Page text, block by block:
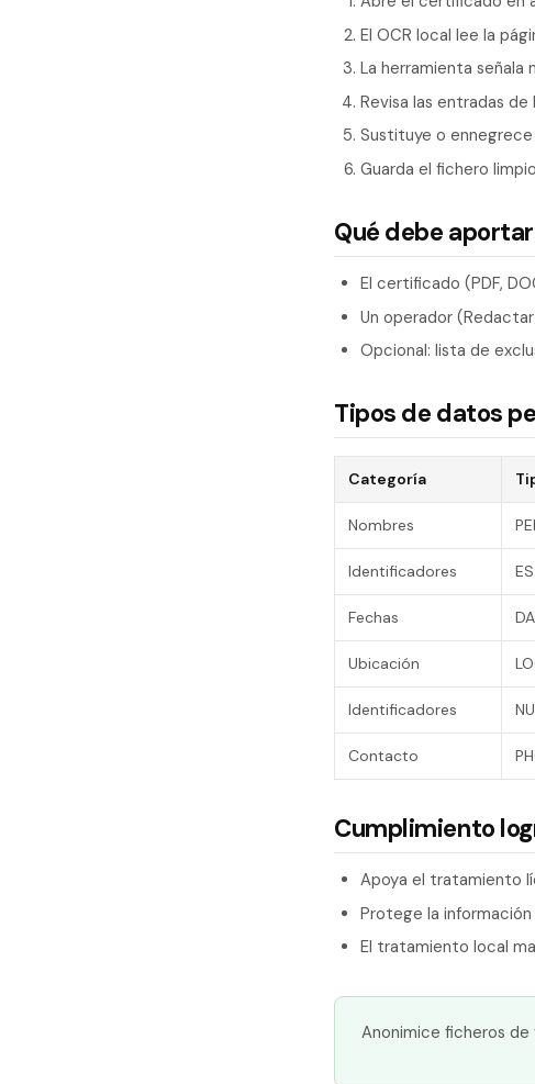
El OCR local lee la
La herramienta señala
Revisa las entradas
Sustituye o
Guarda el fichero
Qué debe aportar
El certificado (PDF,
Un operador
Opcional: lista de
Tipos de datos
Categoría
Nombres
Identificadores
Fechas
Ubicación
Identificadores
Contacto
Cumplimiento
Apoya el tratamiento
Protege la
El tratamiento local
Anonimice ficheros